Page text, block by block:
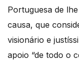
Portuguesa de
causa, que
visionário e
apoio “de todo o